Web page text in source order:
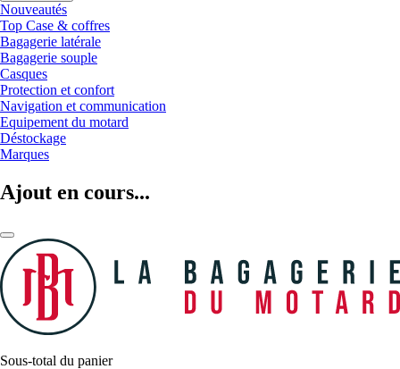
Nouveautés
Top Case & coffres
Bagagerie latérale
Bagagerie souple
Casques
Protection et confort
Navigation et communication
Equipement du motard
Déstockage
Marques
Ajout en cours...
Sous-total du panier